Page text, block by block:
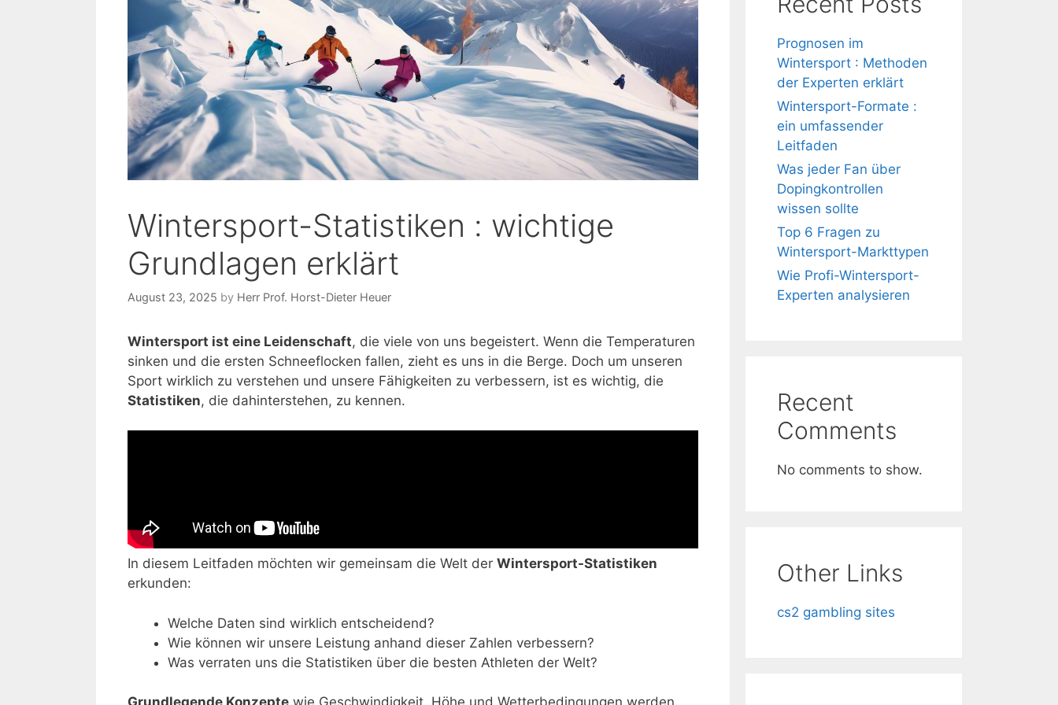
Wintersport-Statistiken : wichtige
Grundlagen erklärt
August 23, 2025 by Herr Prof. Horst-Dieter Heuer
Wintersport ist eine Leidenschaft, die viele von uns begeistert. Wenn die Temperaturen
sinken und die ersten Schneeflocken fallen, zieht es uns in die Berge. Doch um unseren
Sport wirklich zu verstehen und unsere Fähigkeiten zu verbessern, ist es wichtig, die
Statistiken, die dahinterstehen, zu kennen.
In diesem Leitfaden möchten wir gemeinsam die Welt der Wintersport-Statistiken
erkunden:
Welche Daten sind wirklich entscheidend?
Wie können wir unsere Leistung anhand dieser Zahlen verbessern?
Was verraten uns die Statistiken über die besten Athleten der Welt?
Grundlegende Konzepte wie Geschwindigkeit, Höhe und Wetterbedingungen werden
Prognosen im
Wintersport : Methoden
der Experten erklärt
Wintersport-Formate :
ein umfassender
Leitfaden
Was jeder Fan über
Dopingkontrollen
wissen sollte
Top 6 Fragen zu
Wintersport-Markttypen
Wie Profi-Wintersport-
Experten analysieren
Recent
Comments
No comments to show.
Other Links
cs2 gambling sites